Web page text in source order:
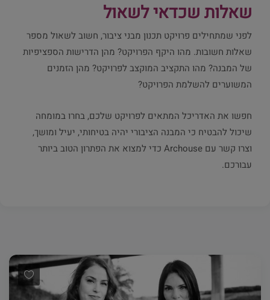
שאלות שכדאי לשאול
לפני שמתחילים פרויקט תכנון מבני ציבור, חשוב לשאול מספר
שאלות חשובות. מהו היקף הפרויקט? מהן הדרישות הספציפיות
של המבנה? מהו התקציב המוקצב לפרויקט? מהן הזמנים
המשוערים להשלמת הפרויקט?
חפשו את האדריכל המתאים לפרויקט שלכם, בחרו במומחה
שיכול להבטיח כי המבנה הציבורי יהיה בטיחותי, יעיל ומושך,
וצרו קשר עם Archouse כדי למצוא את הפתרון הטוב ביותר
עבורכם.